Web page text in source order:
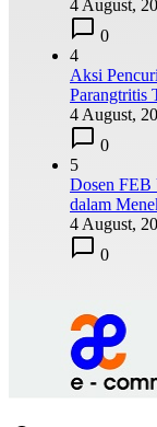
4 August,
0
4
Aksi
Parangtritis
4 August,
0
5
Dosen FEB
dalam
4 August,
0